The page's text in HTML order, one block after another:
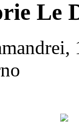
Le